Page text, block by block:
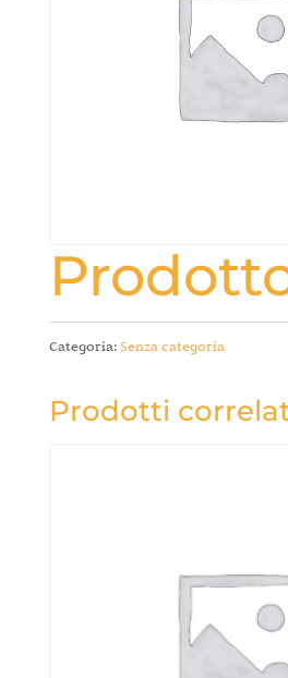
Categoria:Senza categoria
Prodotti